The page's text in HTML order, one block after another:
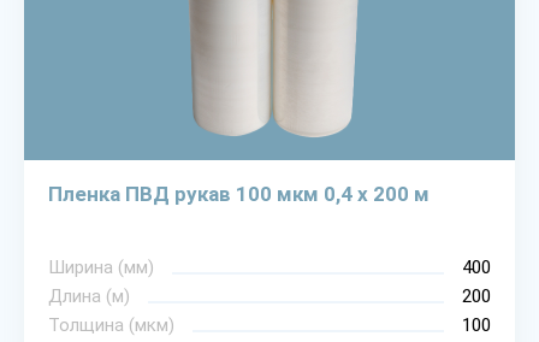
Пленка ПВД рукав 100 мкм 0,4 х 200 м
Ширина (мм)
400
Длина (м)
200
Толщина (мкм)
100